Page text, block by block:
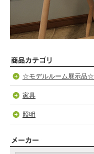
☆モデルルーム展示品☆
家具
照明